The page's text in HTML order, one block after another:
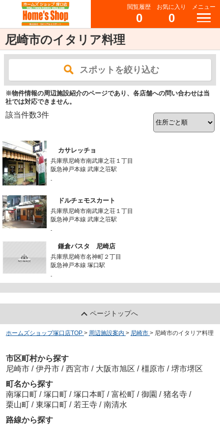
閲覧履歴
0
お気に入り
0
メニュー
尼崎市のイタリア料理
スポットを絞り込む
※物件情報の周辺施設紹介のページであり、各店舗への問い合わせは当
社では対応できません。
該当件数3件
カサレッチョ
兵庫県尼崎市南武庫之荘１丁目
阪急神戸本線 武庫之荘駅
-
ドルチェモスカート
兵庫県尼崎市南武庫之荘１丁目
阪急神戸本線 武庫之荘駅
-
鎌倉パスタ 尼崎店
兵庫県尼崎市名神町２丁目
阪急神戸本線 塚口駅
-
ページトップへ
ホームズショップ塚口店TOP > 周辺施設案内 > 尼崎市 > 尼崎市のイタリア料理
市区町村から探す
尼崎市 / 伊丹市 / 西宮市 / 大阪市旭区 / 橿原市 / 堺市堺区
町名から探す
南塚口町 / 塚口町 / 塚口本町 / 富松町 / 御園 / 猪名寺 /
栗山町 / 東塚口町 / 若王寺 / 南清水
路線から探す